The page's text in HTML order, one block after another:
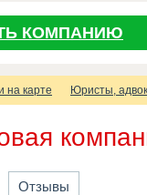
КОМПАНИЮ
на карте Юристы,
Отзывы